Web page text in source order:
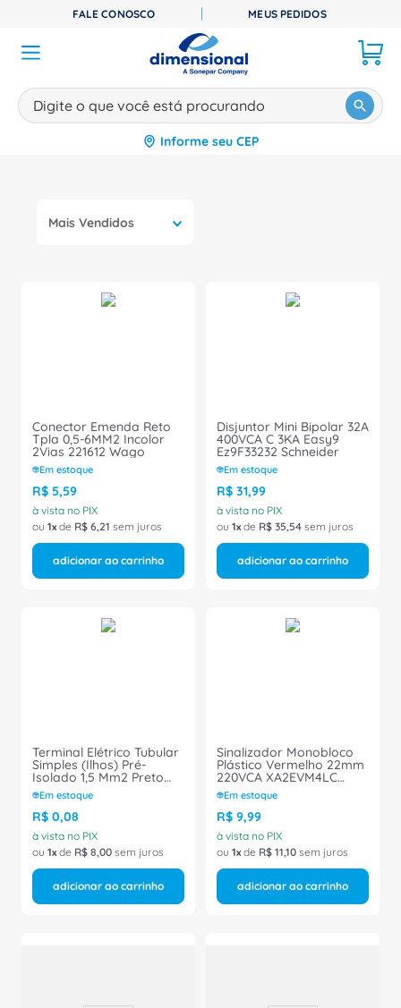
FALE CONOSCO MEUS PEDIDOS
Digite o que você está procurando
Informe seu CEP
Mais Vendidos
Conector Emenda Reto
Tpla 0,5-6MM2 Incolor
2Vias 221612 Wago
Em estoque
R$ 5,59
à vista no PIX
ou 1 de R$ 6,21 sem juros
adicionar ao carrinho
Disjuntor Mini Bipolar 32A
400VCA C 3KA Easy9
Ez9F33232 Schneider
Em estoque
R$ 31,99
à vista no PIX
ou 1 de R$ 35,54 sem juros
adicionar ao carrinho
Terminal Elétrico Tubular
Simples (Ilhos) Pré-
Isolado 1,5 Mm2 Preto
H1,5/14D Weidmüller
Conexel
Em estoque
R$ 0,08
à vista no PIX
ou 1 de R$ 8,00 sem juros
adicionar ao carrinho
Sinalizador Monobloco
Plástico Vermelho 22mm
220VCA XA2EVM4LC
Schneider
Em estoque
R$ 9,99
à vista no PIX
ou 1 de R$ 11,10 sem juros
adicionar ao carrinho
TERMOS MAIS BUSCADOS
tomada
9º orion schneider